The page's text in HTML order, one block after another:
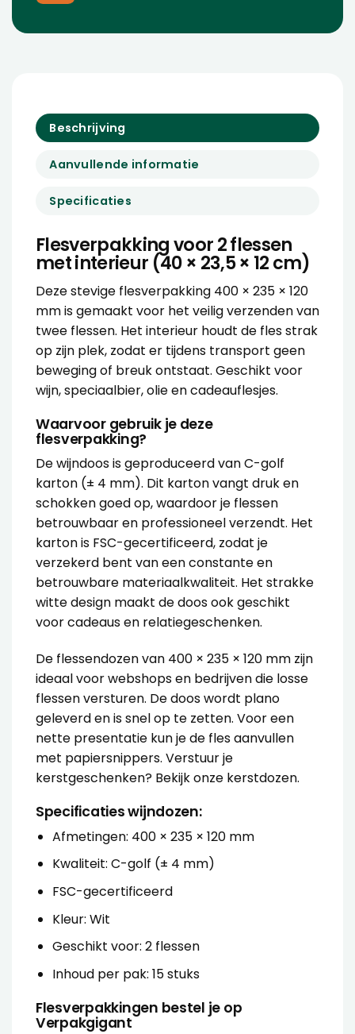
Beschrijving
Aanvullende informatie
Specificaties
Flesverpakking voor 2 flessen
met interieur (40 × 23,5 × 12 cm)
Deze stevige flesverpakking 400 × 235 × 120
mm is gemaakt voor het veilig verzenden van
twee flessen. Het interieur houdt de fles strak
op zijn plek, zodat er tijdens transport geen
beweging of breuk ontstaat. Geschikt voor
wijn, speciaalbier, olie en cadeauflesjes.
Waarvoor gebruik je deze
flesverpakking?
De wijndoos is geproduceerd van C-golf
karton (± 4 mm). Dit karton vangt druk en
schokken goed op, waardoor je flessen
betrouwbaar en professioneel verzendt. Het
karton is FSC-gecertificeerd, zodat je
verzekerd bent van een constante en
betrouwbare materiaalkwaliteit. Het strakke
witte design maakt de doos ook geschikt
voor cadeaus en relatiegeschenken.
De flessendozen van 400 × 235 × 120 mm zijn
ideaal voor webshops en bedrijven die losse
flessen versturen. De doos wordt plano
geleverd en is snel op te zetten. Voor een
nette presentatie kun je de fles aanvullen
met papiersnippers. Verstuur je
kerstgeschenken? Bekijk onze kerstdozen.
Specificaties wijndozen:
Afmetingen: 400 × 235 × 120 mm
Kwaliteit: C-golf (± 4 mm)
FSC-gecertificeerd
Kleur: Wit
Geschikt voor: 2 flessen
Inhoud per pak: 15 stuks
Flesverpakkingen bestel je op
Verpakgigant